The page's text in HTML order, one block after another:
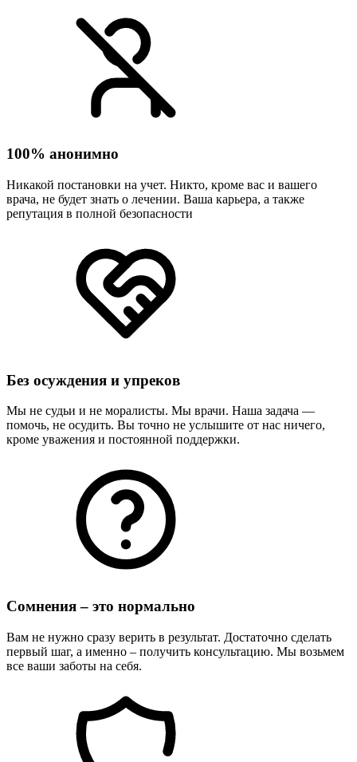
100% анонимно
Никакой постановки на учет. Никто, кроме вас и вашего
врача, не будет знать о лечении. Ваша карьера, а также
репутация в полной безопасности
Без осуждения и упреков
Мы не судьи и не моралисты. Мы врачи. Наша задача —
помочь, не осудить. Вы точно не услышите от нас ничего,
кроме уважения и постоянной поддержки.
Сомнения – это нормально
Вам не нужно сразу верить в результат. Достаточно сделать
первый шаг, а именно – получить консультацию. Мы возьмем
все ваши заботы на себя.